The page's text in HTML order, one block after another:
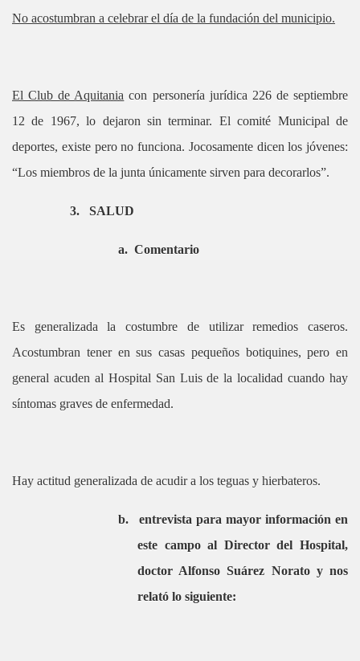
No acostumbran a celebrar el día de la fundación del municipio.
El Club de Aquitania con personería jurídica 226 de septiembre
12 de 1967, lo dejaron sin terminar. El comité Municipal de
deportes, existe pero no funciona. Jocosamente dicen los jóvenes:
“Los miembros de la junta únicamente sirven para decorarlos”.
3. SALUD
a. Comentario
Es generalizada la costumbre de utilizar remedios caseros.
Acostumbran tener en sus casas pequeños botiquines, pero en
general acuden al Hospital San Luis de la localidad cuando hay
síntomas graves de enfermedad.
Hay actitud generalizada de acudir a los teguas y hierbateros.
b.
entrevista para mayor información en
este campo al Director del Hospital,
doctor Alfonso Suárez Norato y nos
relató lo siguiente: